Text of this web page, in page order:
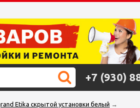
+7 (930)
Etika скрытой установки белый →